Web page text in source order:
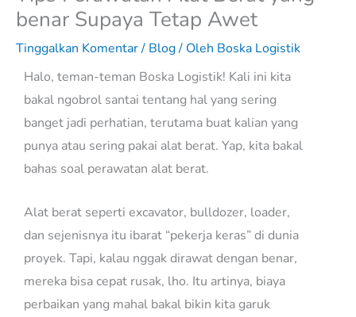
benar Supaya Tetap Awet
Tinggalkan Komentar/ Blog/ Oleh Boska Logistik
Halo, teman-teman Boska Logistik! Kali ini kita
bakal ngobrol santai tentang hal yang sering
banget jadi perhatian, terutama buat kalian yang
punya atau sering pakai alat berat. Yap, kita bakal
bahas soal perawatan alat berat.
Alat berat seperti excavator, bulldozer, loader,
dan sejenisnya itu ibarat “pekerja keras” di dunia
proyek. Tapi, kalau nggak dirawat dengan benar,
mereka bisa cepat rusak, lho. Itu artinya, biaya
perbaikan yang mahal bakal bikin kita garuk